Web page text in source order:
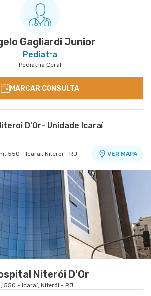
Gagliardi Junior
Pediatra
Pediatria Geral
MARCAR CONSULTA
D'Or- Unidade Icaraí
550 - Icarai, Niteroi - RJ VER MAPA
Niterói D'Or
550 - Icaraí, Niterói - RJ